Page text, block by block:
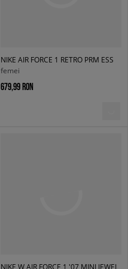
NIKE AIR FORCE 1 RETRO PRM ESS
femei
679,99 RON
NIKE W AIR FORCE 1 '07 MINI JEWEL